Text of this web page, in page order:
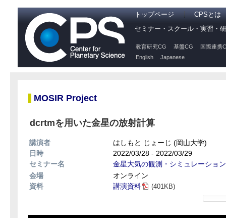
トップページ
CPSとは
セミナー・スクール・実習・
教育研究CG 基盤CG
国際連携
English
Japanese
MOSIR Project
dcrtmを用いた金星の放射計算
講演者
はしもと じょーじ (岡山大学)
日時
2022/03/28 - 2022/03/29
セミナー名
金星大気の観測・シミュレーショ
会場
オンライン
資料
講演資料 (401KB)